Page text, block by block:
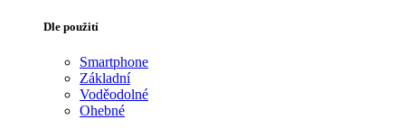
Dle použití
Smartphone
Základní
Voděodolné
Ohebné